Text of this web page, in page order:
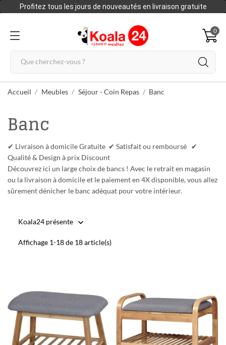
Profitez tous les jours de nouveautés en livraison gratuite
0
Accueil Meubles Séjour - Coin Repas Banc
Banc
✔ Livraison à domicile Gratuite ✔ Satisfait ou remboursé ✔
Qualité & Design à prix Discount
Découvrez ici un large choix de bancs ! Avec le retrait en magasin
ou la livraison à domicile et le paiement en 4X disponible, vous allez
sûrement dénicher le banc adéquat pour votre intérieur.
Koala24 présente 
Affichage 1-18 de 18 article(s)